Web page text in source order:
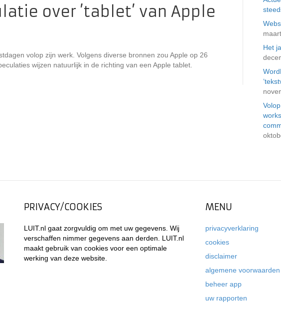
over ’tablet’ van Apple
volop zijn werk. Volgens diverse bronnen zou Apple op 26
wijzen natuurlijk in de richting van een Apple tablet.
Het
PRIVACY/COOKIES
LUIT.nl gaat zorgvuldig om met uw gegevens. Wij
verschaffen nimmer gegevens aan derden. LUIT.nl
maakt gebruik van cookies voor een optimale
werking van deze website.
MENU
privacyverklaring
cookies
disclaimer
algemene voorwaarden
beheer app
uw rapporten